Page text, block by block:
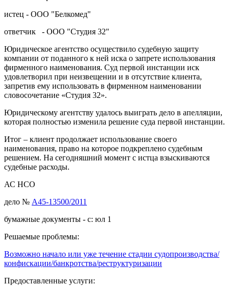
истец - ООО "Белкомед"
ответчик - ООО "Студия 32"
Юридическое агентство осуществило судебную защиту
компании от поданного к ней иска о запрете использования
фирменного наименования. Суд первой инстанции иск
удовлетворил при неизвещении и в отсутствие клиента,
запретив ему использовать в фирменном наименовании
словосочетание «Студия 32».
Юридическому агентству удалось выиграть дело в апелляции,
которая полностью изменила решение суда первой инстанции.
Итог – клиент продолжает использование своего
наименования, право на которое подкреплено судебным
решением. На сегодняшний момент с истца взыскиваются
судебные расходы.
АС НСО
дело № А45-13500/2011
бумажные документы - с: юл 1
Решаемые проблемы:
Возможно начало или уже течение стадии судопроизводства/
конфискации/банкротства/реструктуризации
Предоставленные услуги: